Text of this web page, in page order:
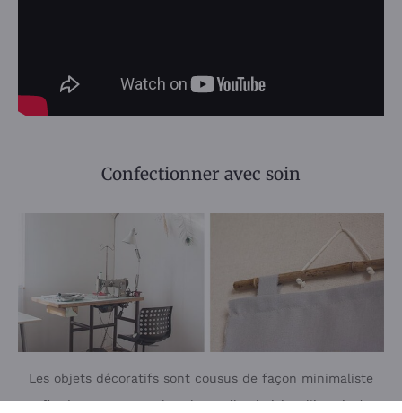
Confectionner avec soin
Les objets décoratifs sont cousus de façon minimaliste
afin de mettre en valeur le textile choisi et l’imprimé.